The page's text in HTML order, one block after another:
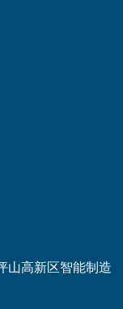
山高新区智能制造